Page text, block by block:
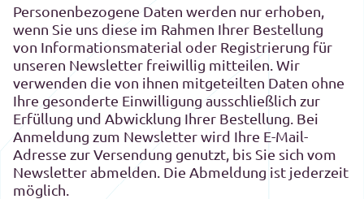
Personenbezogene Daten werden nur erhoben,
wenn Sie uns diese im Rahmen Ihrer Bestellung
von Informationsmaterial oder Registrierung für
unseren Newsletter freiwillig mitteilen. Wir
verwenden die von ihnen mitgeteilten Daten ohne
Ihre gesonderte Einwilligung ausschließlich zur
Erfüllung und Abwicklung Ihrer Bestellung. Bei
Anmeldung zum Newsletter wird Ihre E-Mail-
Adresse zur Versendung genutzt, bis Sie sich vom
Newsletter abmelden. Die Abmeldung ist jederzeit
möglich.